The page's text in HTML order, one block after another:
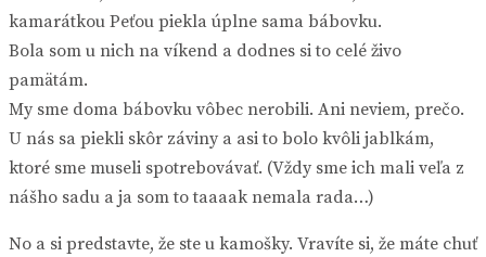
kamarátkou Peťou piekla úplne sama bábovku.
Bola som u nich na víkend a dodnes si to celé živo
pamätám.
My sme doma bábovku vôbec nerobili. Ani neviem, prečo.
U nás sa piekli skôr záviny a asi to bolo kvôli jablkám,
ktoré sme museli spotrebovávať. (Vždy sme ich mali veľa z
nášho sadu a ja som to taaaak nemala rada…)
No a si predstavte, že ste u kamošky. Vravíte si, že máte chuť